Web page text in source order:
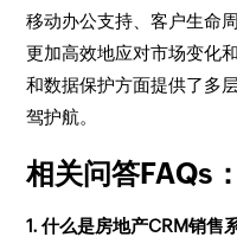
移动办公支持、客户生命
更加高效地应对市场变化
和数据保护方面提供了多
驾护航。
相关问答FAQs：
1. 什么是房地产CRM销售